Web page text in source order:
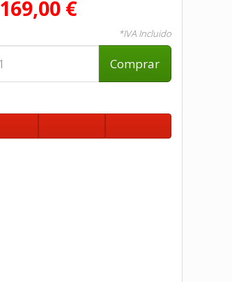
169,00 €
*IVA Incluido
Comprar